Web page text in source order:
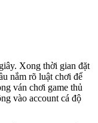
Xong thời gian đặt
nắm rõ luật chơi để
ván chơi game thủ
vào account cá độ